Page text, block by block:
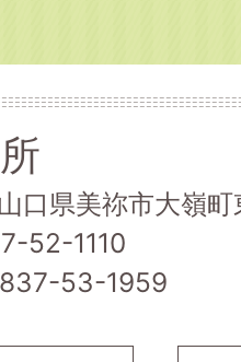
口県美祢市大嶺
52-1110
53-1959